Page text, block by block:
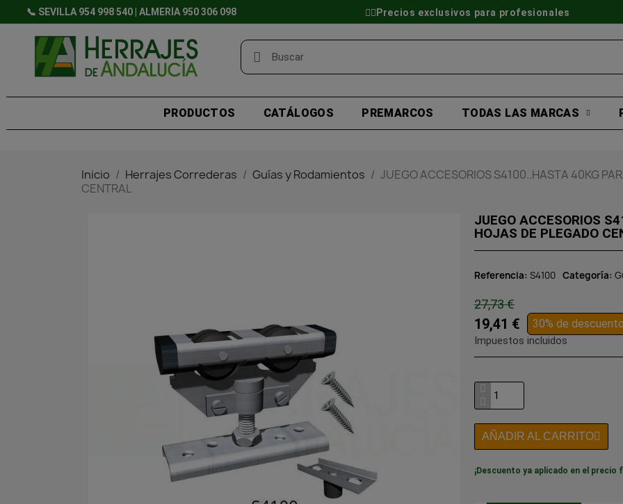
📞 SEVILLA 954 998 540 | ALMERÍA 950 306 098 👷‍♂️Precios exclusivos para profesionales
PRODUCTOS CATÁLOGOS PREMARCOS TODAS LAS MARCAS
Inicio Herrajes Correderas Guías y Rodamientos
JUEGO ACCESORIOS S4100..HASTA 40KG
CENTRAL
JUEGO ACCESORIOS
HOJAS DE PLEGADO
Referencia S4100 Categoría
27,73 €
19,41 € 30% de descuento
Impuestos incluidos
AÑADIR AL CARRITO
¡Descuento ya aplicado en el precio